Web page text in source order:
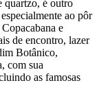
quartzo, é outro
ao pôr
e
de encontro, lazer
Botânico,
com sua
as famosas